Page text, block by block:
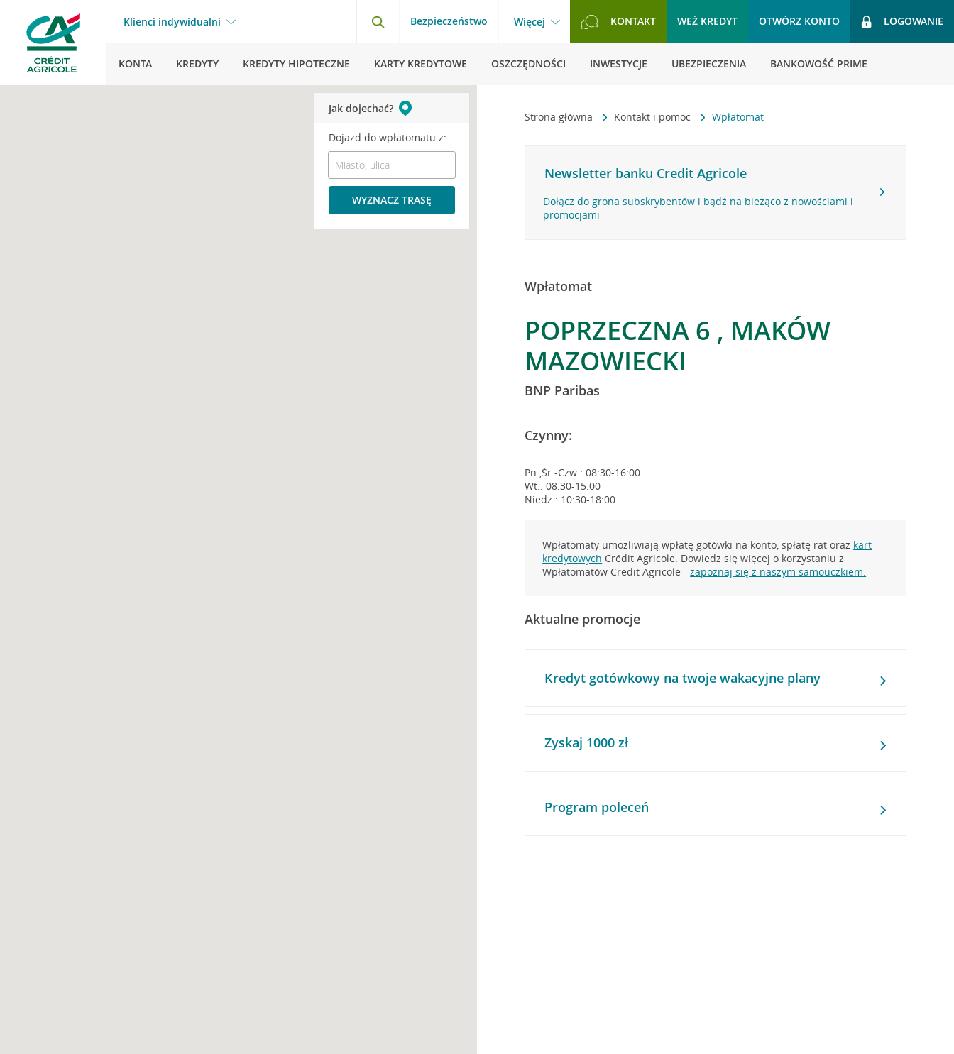
Klienci indywidualni Bezpieczeństwo Więcej KONTAKT WEŹ KREDYT OTWÓRZ KONTO LOGOWANIE
KONTA KREDYTY KREDYTY HIPOTECZNE KARTY KREDYTOWE OSZCZĘDNOŚCI INWESTYCJE UBEZPIECZENIA BANKOWOŚĆ PRIME
Strona główna Kontakt i pomoc Wpłatomat
Newsletter banku Credit Agricole
Dołącz do grona subskrybentów i bądź na bieżąco z nowościami i
promocjami
Wpłatomat
POPRZECZNA 6 , MAKÓW
MAZOWIECKI
BNP Paribas
Czynny:
Pn.,Śr.-Czw.: 08:30-16:00
Wt.: 08:30-15:00
Niedz.: 10:30-18:00
Wpłatomaty umożliwiają wpłatę gotówki na konto, spłatę rat oraz kart
kredytowych Crédit Agricole. Dowiedz się więcej o korzystaniu z
Wpłatomatów Credit Agricole -zapoznaj się z naszym samouczkiem.
Aktualne promocje
Kredyt gotówkowy na twoje wakacyjne plany
Zyskaj 1000 zł
Program poleceń
Jak dojechać?
Dojazd do wpłatomatu z:
WYZNACZ TRASĘ